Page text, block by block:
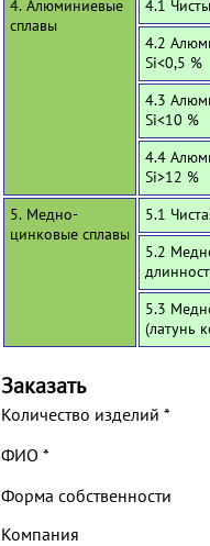
4. Алюминиевые
сплавы
4.1
4.2
Si<0,5 %
4.3
Si<10 %
4.4
Si>12 %
5. Медно-
цинковые сплавы
5.1
5.2
5.3
(латунь
Заказать
Количество изделий *
ФИО *
Форма собственности
Компания